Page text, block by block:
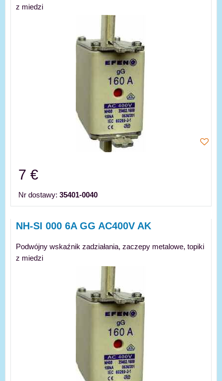
z miedzi
7 €
Nr dostawy: 35401-0040
NH-SI 000 6A GG AC400V AK
Podwójny wskaźnik zadziałania, zaczepy metalowe, topiki
z miedzi